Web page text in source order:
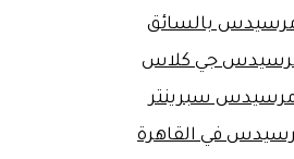
مرسيدس بالسائق
مرسيدس جي كلاس
مرسيدس سبرينتر
في القاهرة